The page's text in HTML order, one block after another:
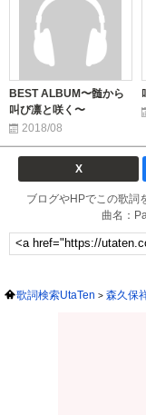
BEST ALBUM〜髄から
叫び凛と咲く〜
2018/08
X
ブログやHPでこの歌詞
曲名：
歌詞検索UtaTen 森久保